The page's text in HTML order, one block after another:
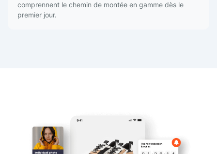
comprennent le chemin de montée en gamme dès le
premier jour.